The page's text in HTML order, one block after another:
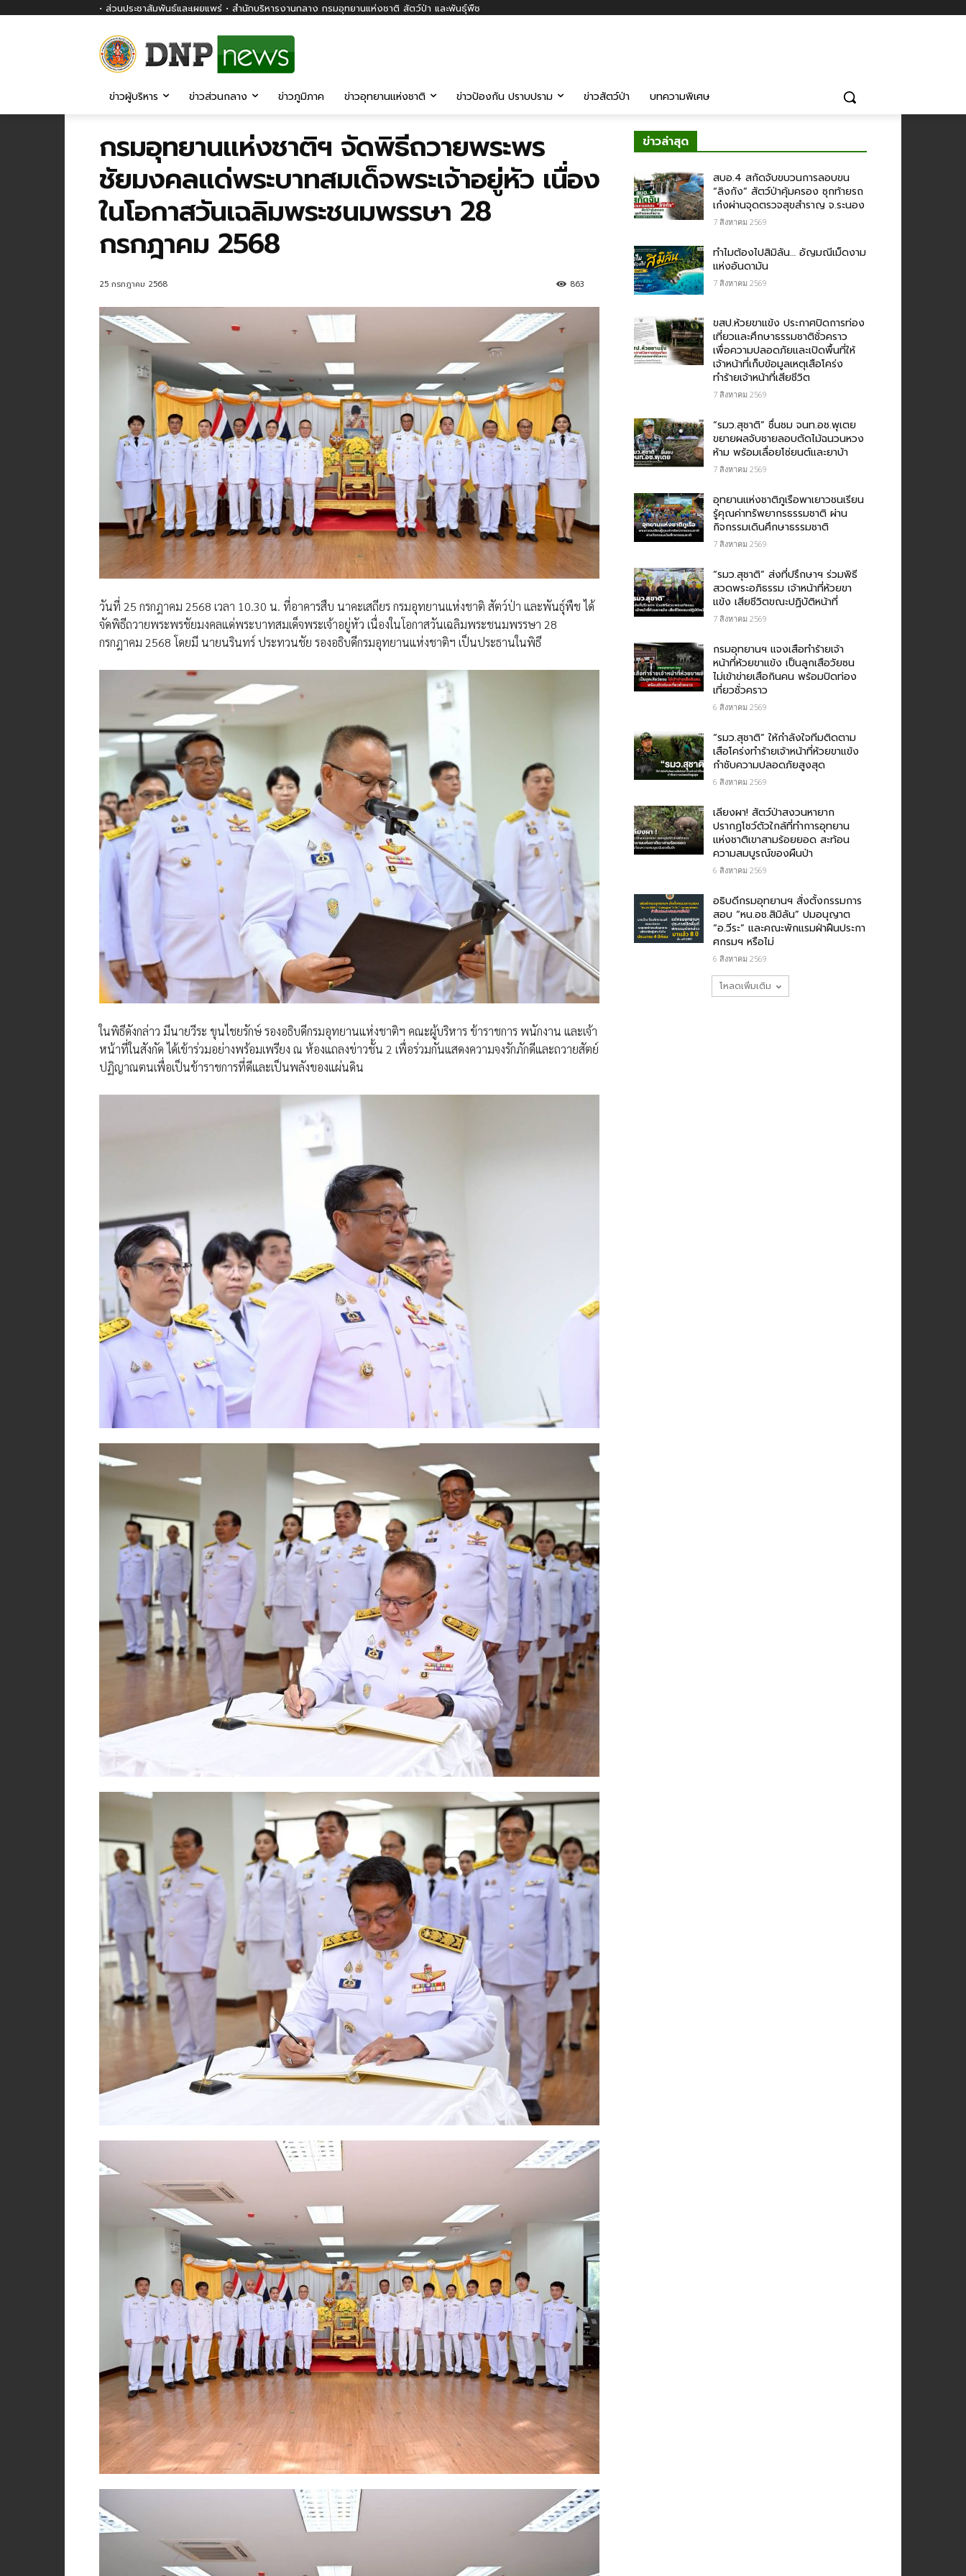
• ส่วนประชาสัมพันธ์และเผยแพร่ • สำนักบริหารงานกลาง กรมอุทยานแห่งชาติ สัตว์ป่า และพันธุ์พืช
ข่าวผู้บริหาร ข่าวส่วนกลาง ข่าวภูมิภาค ข่าวอุทยานแห่งชาติ ข่าวป้องกัน ปราบปราม ข่าวสัตว์ป่า บทความพิเศษ
กรมอุทยานแห่งชาติฯ จัดพิธีถวายพระพร
ชัยมงคลแด่พระบาทสมเด็จพระเจ้าอยู่หัว เนื่อง
ในโอกาสวันเฉลิมพระชนมพรรษา 28
กรกฎาคม 2568
25 กรกฎาคม 2568 863
วันที่ 25 กรกฎาคม 2568 เวลา 10.30 น. ที่อาคารสืบ นาคะเสถียร กรมอุทยานแห่งชาติ สัตว์ป่า และพันธุ์พืช ได้
จัดพิธีถวายพระพรชัยมงคลแด่พระบาทสมเด็จพระเจ้าอยู่หัว เนื่องในโอกาสวันเฉลิมพระชนมพรรษา 28
กรกฎาคม 2568 โดยมี นายนรินทร์ ประทวนชัย รองอธิบดีกรมอุทยานแห่งชาติฯ เป็นประธานในพิธี
ในพิธีดังกล่าว มีนายวีระ ขุนไชยรักษ์ รองอธิบดีกรมอุทยานแห่งชาติฯ คณะผู้บริหาร ข้าราชการ พนักงาน และเจ้า
หน้าที่ในสังกัด ได้เข้าร่วมอย่างพร้อมเพรียง ณ ห้องแถลงข่าวชั้น 2 เพื่อร่วมกันแสดงความจงรักภักดีและถวายสัตย์
ปฏิญาณตนเพื่อเป็นข้าราชการที่ดีและเป็นพลังของแผ่นดิน
ข่าวล่าสุด
สบอ.4 สกัดจับขบวนการลอบขน
“ลิงกัง” สัตว์ป่าคุ้มครอง ซุกท้ายรถ
เก๋งผ่านจุดตรวจสุขสำราญ จ.ระนอง
7 สิงหาคม 2569
ทำไมต้องไปสิมิลัน… อัญมณีเม็ดงาม
แห่งอันดามัน
7 สิงหาคม 2569
ขสป.ห้วยขาแข้ง ประกาศปิดการท่อง
เที่ยวและศึกษาธรรมชาติชั่วคราว
เพื่อความปลอดภัยและเปิดพื้นที่ให้
เจ้าหน้าที่เก็บข้อมูลเหตุเสือโคร่ง
ทำร้ายเจ้าหน้าที่เสียชีวิต
7 สิงหาคม 2569
“รมว.สุชาติ” ชื่นชม​ จนท.อช.พุเตย​
ขยายผลจับชายลอบตัดไม้ฉนวนหวง
ห้าม พร้อมเลื่อยโซ่ยนต์และยาบ้า
7 สิงหาคม 2569
อุทยานแห่งชาติภูเรือพาเยาวชนเรียน
รู้คุณค่าทรัพยากรธรรมชาติ ผ่าน
กิจกรรมเดินศึกษาธรรมชาติ
7 สิงหาคม 2569
“รมว.สุชาติ” ส่งที่ปรึกษาฯ ร่วมพิธี
สวดพระอภิธรรม เจ้าหน้าที่ห้วยขา
แข้ง เสียชีวิตขณะปฏิบัติหน้าที่
7 สิงหาคม 2569
กรม​อุทยานฯ แจงเสือทำร้ายเจ้า
หน้าที่ห้วยขาแข้ง เป็นลูกเสือวัยซน
ไม่เข้าข่ายเสือกินคน พร้อมปิดท่อง
เที่ยวชั่วคราว
6 สิงหาคม 2569
“รมว.สุชาติ” ให้กำลังใจทีมติดตาม
เสือโคร่งทำร้ายเจ้าหน้าที่ห้วยขาแข้ง
กำชับความปลอดภัยสูงสุด
6 สิงหาคม 2569
เลียงผา! สัตว์ป่าสงวนหายาก
ปรากฏโชว์ตัวใกล้ที่ทำการอุทยาน
แห่งชาติเขาสามร้อยยอด สะท้อน
ความสมบูรณ์ของผืนป่า
6 สิงหาคม 2569
อธิบดีกรมอุทยานฯ​ สั่งตั้งกรรมการ
สอบ “หน.อช.สิมิลัน” ปมอนุญาต
“อ.วีระ” และคณะพักแรมฝ่าฝืนประกา
ศกรมฯ หรือไม่
6 สิงหาคม 2569
โหลดเพิ่มเติม